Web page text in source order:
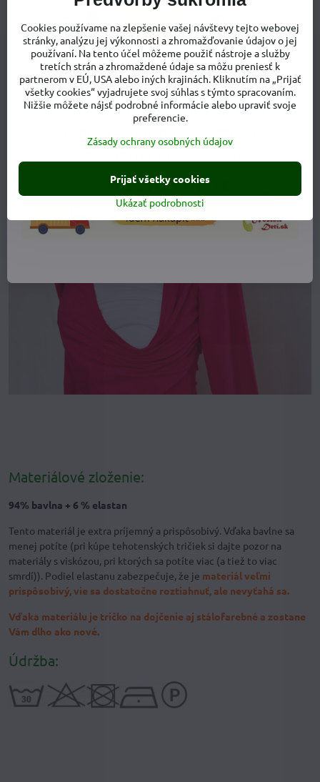
dodáva tričku zaujímavý ráz.Biela vsadka krásne s farbou trička
kontrastuje,čo je najefektnejšie hlavne u tmavších farieb. Nie je
div, žetoto tričko patrí medzi dojčiacimi mamičkami medzi jedno
z najobľúbenejších.
Pri dojčení stačí odkryť prsník vo výstrihu.
tielka so širokými ramienkami a končí pod prsiami. Pri bežnom
Materiálové zloženie:
94% bavlna + 6 % elastan
Tento materiál je extra príjemný a prispôsobivý. Vďaka bavlne sa
menej potíte (pri kúpe tehotenských tričiek si dajte pozor na
materiály s viskózou, pri ktorých sa potíte viac (a tiež to viac
smrdí)). Podiel elastanu zabezpečuje, že je materiál veľmi
prispôsobivý, vie sa dostatočne roztiahnuť, ale nevyťahá sa.
Vďaka materiálu je tričko na dojčenie aj stálofarebné a zostane
Vám dlho ako nové.
Údržba:
Cookies používame na zlepšenie vašej návštevy tejto webovej
stránky, analýzu jej výkonnosti a zhromažďovanie údajov o jej
používaní. Na tento účel môžeme použiť nástroje a služby
tretích strán a zhromaždené údaje sa môžu preniesť k
partnerom v EÚ, USA alebo iných krajinách. Kliknutím na „Prijať
všetky cookies“ vyjadrujete svoj súhlas s týmto spracovaním.
Nižšie môžete nájsť podrobné informácie alebo upraviť svoje
preferencie.
Zásady ochrany osobných údajov
Ukázať podrobnosti
Prijať všetky cookies